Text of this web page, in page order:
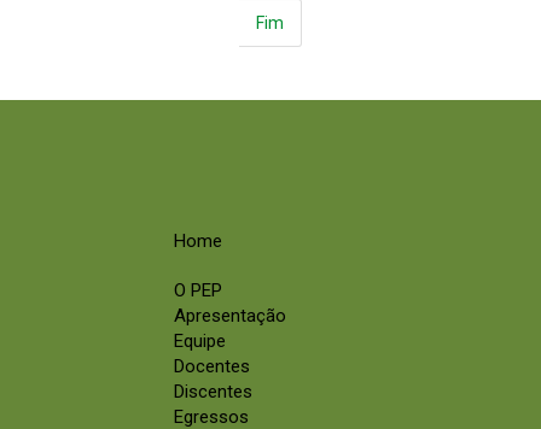
Fim
Home
O PEP
Apresentação
Equipe
Docentes
Discentes
Egressos